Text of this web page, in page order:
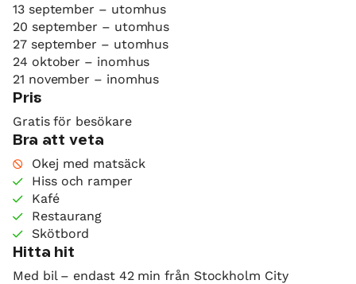
13 september – utomhus
20 september – utomhus
27 september – utomhus
24 oktober – inomhus
21 november – inomhus
Pris
Gratis för besökare
Bra att veta
Okej med matsäck
Hiss och ramper
Kafé
Restaurang
Skötbord
Hitta hit
Med bil – endast 42 min från Stockholm City